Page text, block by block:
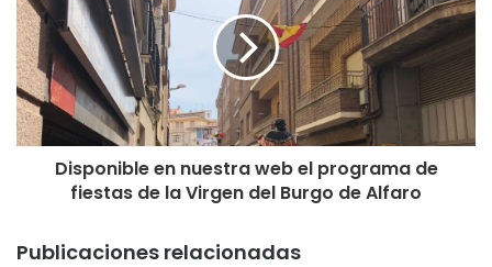
Mayores – Abierta del día 7 al 12 de septiembre en horario
de apertura del centro.
Organiza: Ayuntamiento de Autol.
Colabora: Centro de Participación Activa para Personas
Mayores
13:30 horas.-Degustación de Calimocho.
Lugar: Local de la Peña El Bureo
17:00 horas.-Vísperas en honor a San Adrián y Santa
Disponible en nuestra web el programa de
fiestas de la Virgen del Burgo de Alfaro
Publicaciones relacionadas